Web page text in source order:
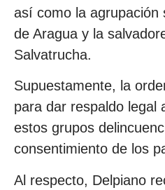
así como la agrupación
de Aragua y la
Salvatrucha.
Supuestamente, la
para dar respaldo legal
estos grupos
consentimiento de los
Al respecto, Delpiano